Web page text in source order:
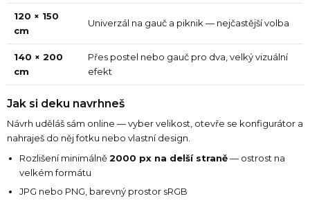
120 × 150
cm
Univerzál na gauč a piknik — nejčastější volba
140 × 200
cm
Přes postel nebo gauč pro dva, velký vizuální
efekt
Jak si deku navrhneš
Návrh uděláš sám online — vyber velikost, otevře se konfigurátor a
nahraješ do něj fotku nebo vlastní design.
Rozlišení minimálně2000 px na delší straně— ostrost na
velkém formátu
JPG nebo PNG, barevný prostor sRGB